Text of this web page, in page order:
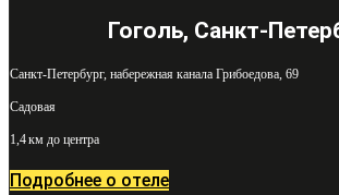
Гоголь, Санкт-
Санкт-Петербург, набережная канала Грибоедова, 69
Садовая
1,4 км до центра
Подробнее о отеле